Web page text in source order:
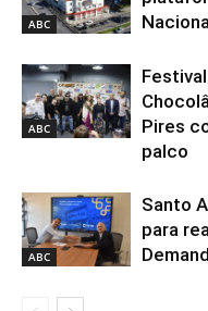
ABC
ABC
Pires
palco
ABC
Santo
para